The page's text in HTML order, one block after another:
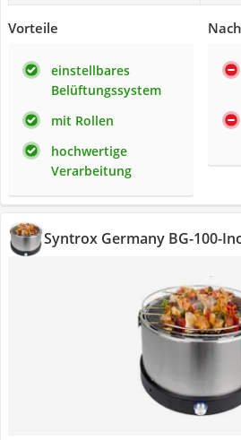
Vorteile
einstellbares
Belüftungssystem
mit Rollen
hochwertige
Verarbeitung
Syntrox Germany BG-100-